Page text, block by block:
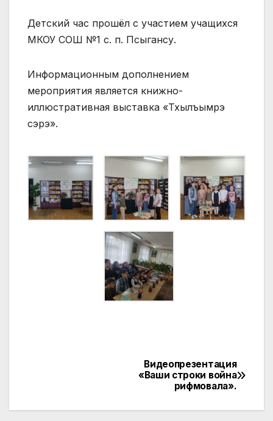
Детский час прошёл с участием учащихся
МКОУ СОШ №1 с. п. Псыгансу.
Информационным дополнением
мероприятия является книжно-
иллюстративная выставка «Тхылъымрэ
сэрэ».
Видеопрезентация
«Ваши строки война
рифмовала».